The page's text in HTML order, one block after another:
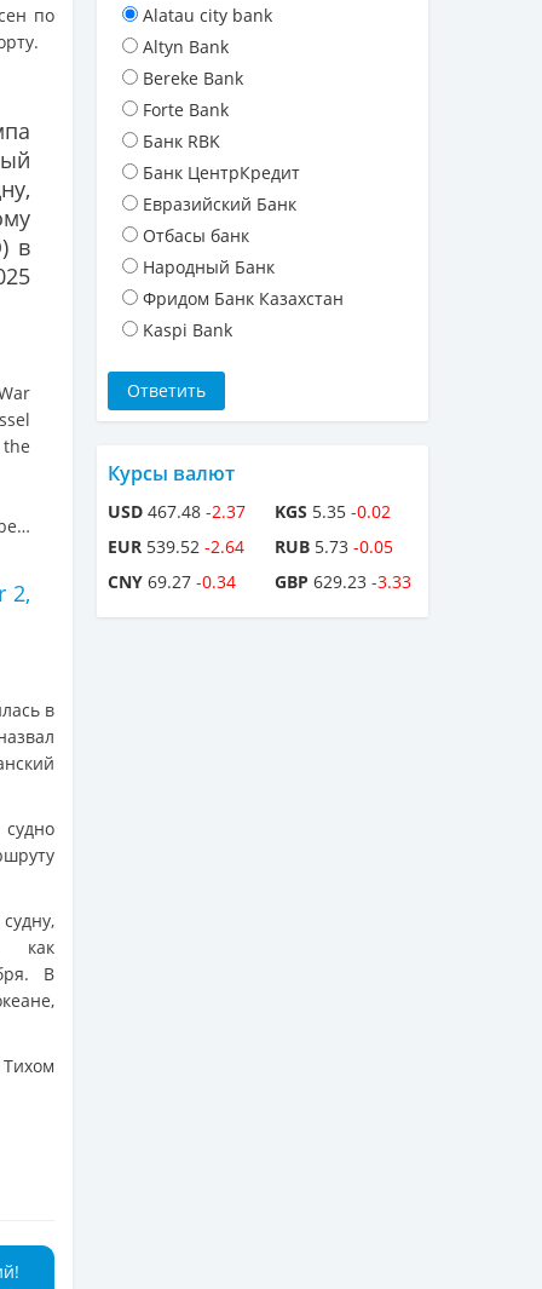
по
в
2,
в
как
В
Alatau city bank
Altyn Bank
Bereke Bank
Forte Bank
Банк RBK
Банк ЦентрКредит
Евразийский Банк
Отбасы банк
Народный Банк
Фридом Банк Казахстан
Kaspi Bank
Курсы валют
USD 467.48 -2.37
EUR 539.52 -2.64
CNY 69.27 -0.34
KGS 5.35 -0.02
RUB 5.73 -0.05
GBP 629.23 -3.33